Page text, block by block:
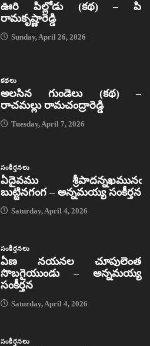
ఊరి పిల్లోడు (కథ) – పి
రామకృష్ణారెడ్డి
Sunday, April 26, 2026
కథలు
అలసిన గుండెలు (కథ) –
రాచమల్లు రామచంద్రారెడ్డి
Tuesday, April 7, 2026
సంకీర్తనలు
ఏదైవము శ్రీపాదన్నఖమునఁ
బుట్టినగంగ – అన్నమయ్య సంకీర్తన
Saturday, April 4, 2026
సంకీర్తనలు
ఏణ నయనల చూపులెంత
సొబగైయుండు – అన్నమయ్య
సంకీర్తన
Saturday, April 4, 2026
సంకీర్తనలు